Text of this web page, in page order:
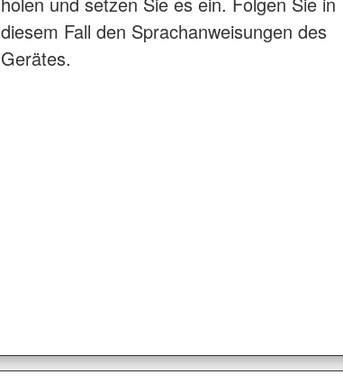
diesem Fall den Sprachanweisungen des
Gerätes.